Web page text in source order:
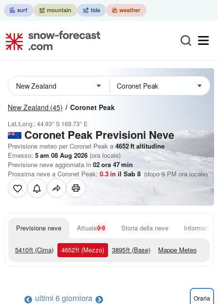
New Zealand (45) Coronet Peak
Lat./Long.:44.93° S 168.73° E
Coronet Peak Previsioni Neve
Previsione meteo per Coronet Peak a 4652ft altitudine
Emesso: 5 am 08 Aug 2026 (ora locale)
Previsione neve aggiornata in 02ora 47min
Prossima neve a Coronet Peak: 0.3in il Sab 8 (dopo 9 PM ora locale)
Previsione neve Attuale Storia della neve
5410ft (Cima) 4652ft (Mezzo) 3895ft (Base) Mappe Meteo
ultimi 6 giorniora Oraria